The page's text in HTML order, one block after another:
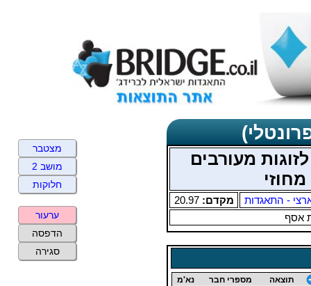
מעורבים
- התאגדות מקדם:20.97
אסף
תוצאה מספרי חבר נא'מ
מצטבר
מושב 2
חלוקות
ערעור
הדפסה
סגירה